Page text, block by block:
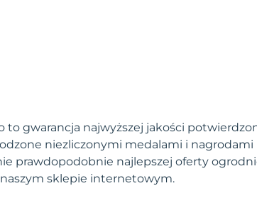
to gwarancja najwyższej jakości
niezliczonymi medalami i nagrodami
prawdopodobnie najlepszej oferty
sklepie internetowym.